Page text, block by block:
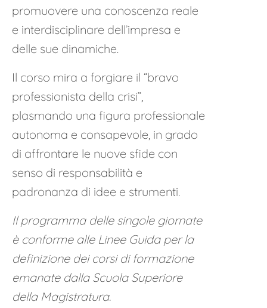
promuovere una conoscenza reale
e interdisciplinare dell’impresa e
delle sue dinamiche.
Il corso mira a forgiare il “bravo
professionista della crisi”,
plasmando una figura professionale
autonoma e consapevole, in grado
di affrontare le nuove sfide con
senso di responsabilità e
padronanza di idee e strumenti.
Il programma delle singole giornate
è conforme alle Linee Guida per la
definizione dei corsi di formazione
emanate dalla Scuola Superiore
della Magistratura.